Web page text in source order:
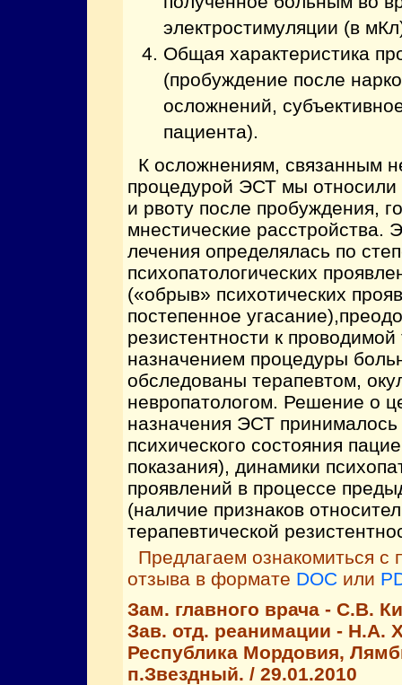
электростимуляции (в
Общая характеристика
(пробуждение после
осложнений,
пациента).
К осложнениям, связанным
процедурой ЭСТ мы
и рвоту после пробуждения,
мнестические расстройства.
лечения определялась по
психопатологических
(«обрыв» психотических
постепенное
резистентности к
назначением процедуры
обследованы терапевтом,
невропатологом. Решение о
назначения ЭСТ
психического состояния
показания), динамики
проявлений в процессе
(наличие признаков
терапевтической
Предлагаем ознакомиться с
отзыва в формате DOC или
Зам. главного врача - С.В.
Зав. отд. реанимации - Н.А.
Республика Мордовия,
п.Звездный. / 29.01.2010